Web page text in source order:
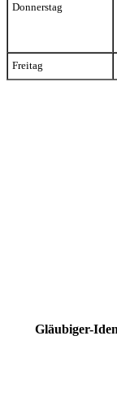
Donnerstag
Freitag
Gläubiger-